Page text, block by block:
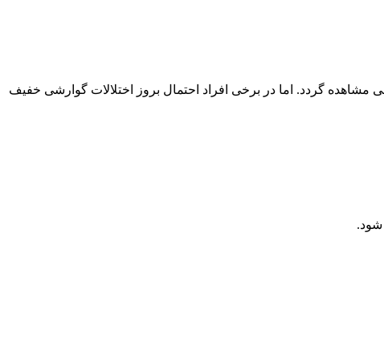
ملایمی مشاهده گردد. اما در برخی افراد احتمال بروز اختلالات گوارشی خفیف